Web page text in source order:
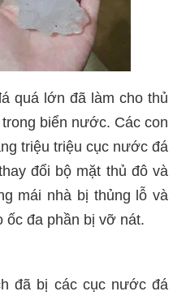
quá lớn đã làm cho thủ
biển nước. Các con
triệu triệu cục nước đá
đổi bộ mặt thủ đô và
mái nhà bị thủng lỗ và
ốc đa phần bị vỡ nát.
đã bị các cục nước đá